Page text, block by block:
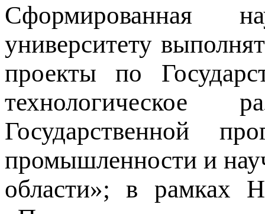
Сформированная
университету
проекты по
технологическое
Государственной
промышленности и
области»; в рамках